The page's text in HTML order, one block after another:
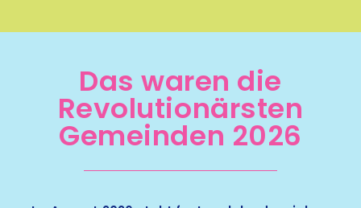
Das waren die
Revolutionärsten
Gemeinden 2026